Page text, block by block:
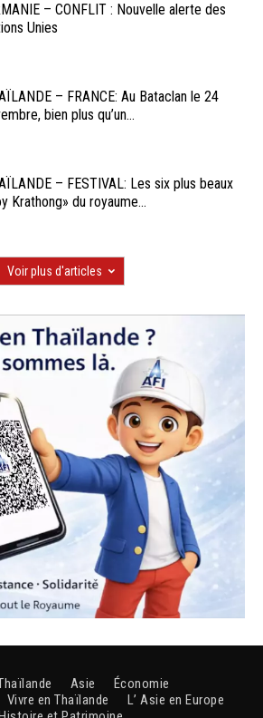
– CONFLIT : Nouvelle alerte des
Unies
– FRANCE: Au Bataclan le 24
bien plus qu’un...
– FESTIVAL: Les six plus beaux
Krathong» du royaume...
Voir plus d'articles
Asie
Économie
Vivre en Thaïlande
L’ Asie en Europe